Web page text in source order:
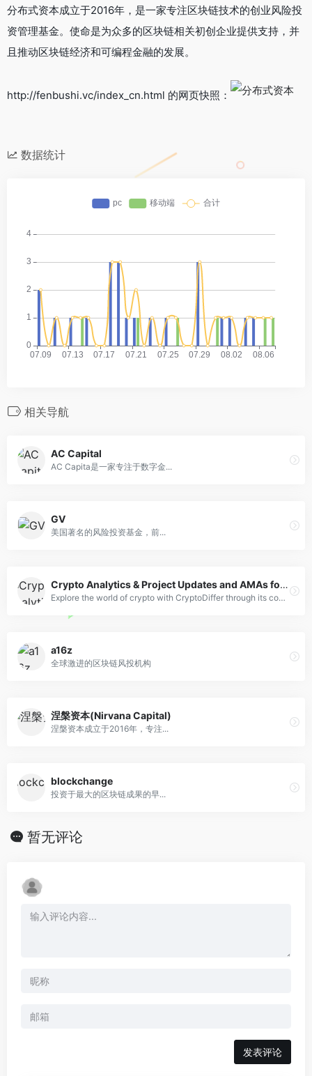
分布式资本成立于2016年，是一家专注区块链技术的创业风险投
资管理基金。使命是为众多的区块链相关初创企业提供支持，并
且推动区块链经济和可编程金融的发展。
http://fenbushi.vc/index_cn.html 的网页快照：
数据统计
相关导航
AC Capital
AC Capita是一家专注于数字金...
GV
美国著名的风险投资基金，前...
Crypto Analytics & Project Updates and AMAs for Expert Insights
Explore the world of crypto with CryptoDiffer through its comprehensive analytics, in-depth project reviews, and engaging AMAs!
a16z
全球激进的区块链风投机构
涅槃资本(Nirvana Capital)
涅槃资本成立于2016年，专注...
blockchange
投资于最大的区块链成果的早...
暂无评论
发表评论